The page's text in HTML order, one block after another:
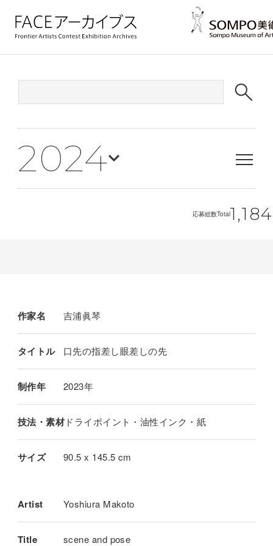
2024
応募総数Total1,184
作家名 吉浦眞琴
タイトル 口先の指差し眼差しの先
制作年 2023年
技法・素材ドライポイント・油性インク・紙
サイズ 90.5 x 145.5 cm
Artist Yoshiura Makoto
Title scene and pose